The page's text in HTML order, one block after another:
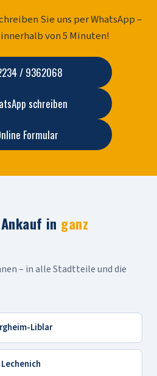
Sie uns per WhatsApp –
von 5 Minuten!
/ 9362068
schreiben
Formular
in ganz
– in alle Stadtteile und die
Liblar
Lechenich